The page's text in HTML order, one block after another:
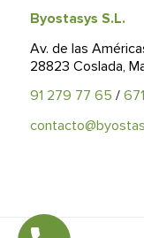
Byostasys S.L.
Av. de las
28823 Coslada,
91 279 77 65 /